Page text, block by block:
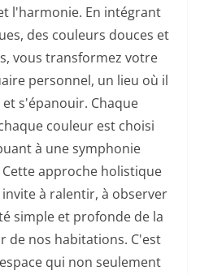
l'harmonie. En intégrant
des couleurs douces et
vous transformez votre
personnel, un lieu où il
s'épanouir. Chaque
couleur est choisi
à une symphonie
approche holistique
à ralentir, à observer
simple et profonde de la
de nos habitations. C'est
qui non seulement